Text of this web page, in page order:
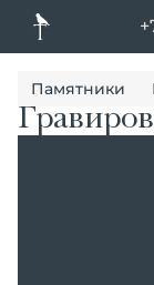
Памятники